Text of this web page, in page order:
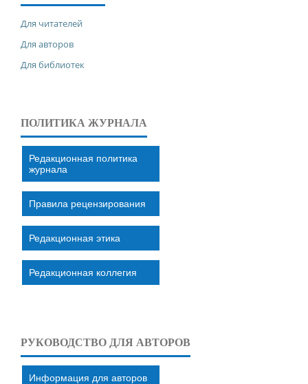
Для читателей
Для авторов
Для библиотек
ПОЛИТИКА ЖУРНАЛА
Редакционная политика
журнала
Правила рецензирования
Редакционная этика
Редакционная коллегия
РУКОВОДСТВО ДЛЯ АВТОРОВ
Информация для авторов